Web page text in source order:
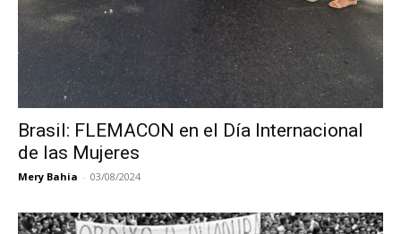
Brasil: FLEMACON en el Día Internacional
de las Mujeres
Mery Bahia - 03/08/2024